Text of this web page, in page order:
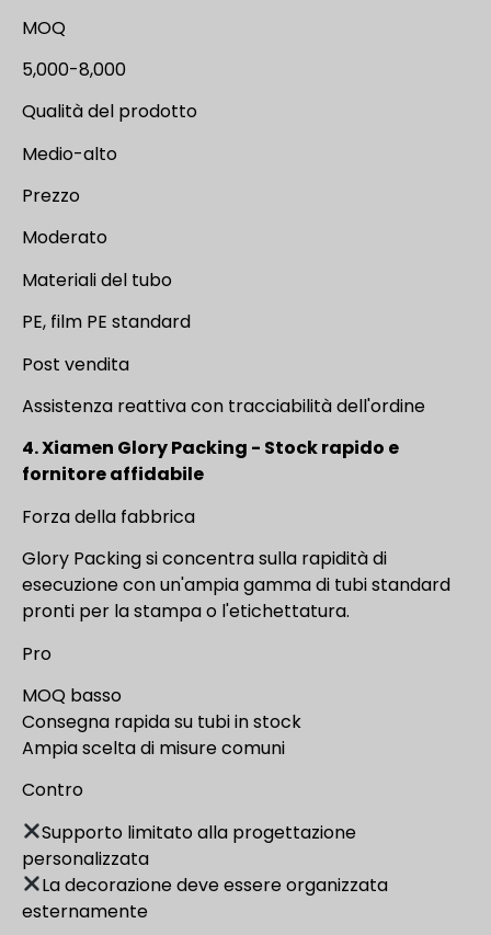
MOQ
5,000-8,000
Qualità del prodotto
Medio-alto
Prezzo
Moderato
Materiali del tubo
PE, film PE standard
Post vendita
Assistenza reattiva con tracciabilità dell'ordine
4. Xiamen Glory Packing - Stock rapido e
fornitore affidabile
Forza della fabbrica
Glory Packing si concentra sulla rapidità di
esecuzione con un'ampia gamma di tubi standard
pronti per la stampa o l'etichettatura.
Pro
MOQ basso
Consegna rapida su tubi in stock
Ampia scelta di misure comuni
Contro
Supporto limitato alla progettazione
personalizzata
La decorazione deve essere organizzata
esternamente